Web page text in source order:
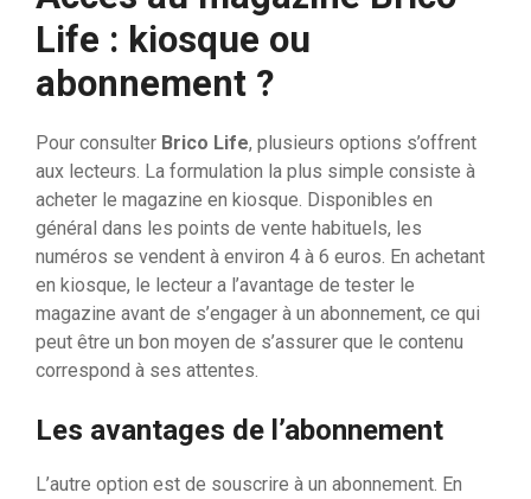
Life : kiosque ou
abonnement ?
Pour consulter Brico Life, plusieurs options s’offrent
aux lecteurs. La formulation la plus simple consiste à
acheter le magazine en kiosque. Disponibles en
général dans les points de vente habituels, les
numéros se vendent à environ 4 à 6 euros. En achetant
en kiosque, le lecteur a l’avantage de tester le
magazine avant de s’engager à un abonnement, ce qui
peut être un bon moyen de s’assurer que le contenu
correspond à ses attentes.
Les avantages de l’abonnement
L’autre option est de souscrire à un abonnement. En